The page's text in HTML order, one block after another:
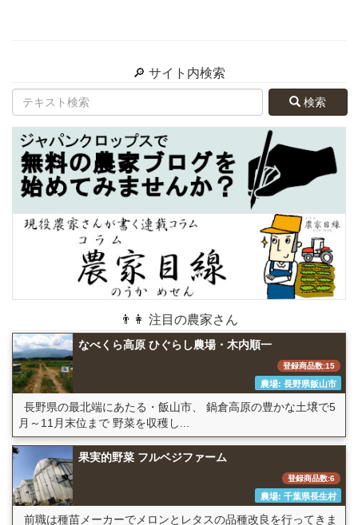
🔎 サイト内検索
検索
👨👩 注目の農家さん
なべくら高原 ひぐらし農場・木内順一
登録商品数:15
農場: 長野県飯山市
長野県の最北端にあたる・飯山市、 鍋倉高原の豊かな土壌で5
月～11月末位まで 野菜を収穫し...
果実的野菜 フルベジファーム
登録商品数:6
農場: 千葉県長生村
前職は種苗メーカーでメロンとレタスの品種改良を行ってきま